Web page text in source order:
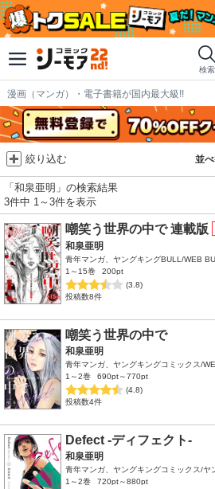
検索
漫画（マンガ）・電子書籍が国内最大級!!
並
絞り込む
「和泉亜明」の検索結果
3件中 1～3件を表示
嘲笑う世界の中で 連載版
和泉亜明
青年マンガ、ヤングキングBULL/WEB
1～15巻
200pt
(3.8)
投稿数8件
嘲笑う世界の中で
和泉亜明
青年マンガ、ヤングキングコミックス/
1～2巻
690pt～770pt
(4.8)
投稿数4件
Defect -ディフェクト-
和泉亜明
青年マンガ、ヤングキングコミックス/ヤ
1～2巻
720pt～880pt